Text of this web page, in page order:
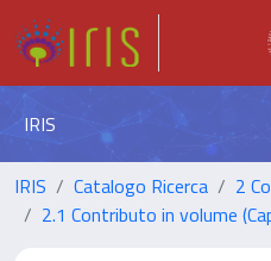
IRIS
IRIS Catalogo Ricerca
2
2.1 Contributo in volume